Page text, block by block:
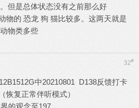
但是总体状态没有之前那么好
物的 恐龙 狗 猫比较多。这两天就是
物类多些
32#
中20210801 D138反馈打卡
恢复正常伴听模式）
的观念至197